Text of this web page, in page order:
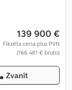
139 900 €
Fiksēta cena plus PVN
(166 481 € bruto)
Zvanīt